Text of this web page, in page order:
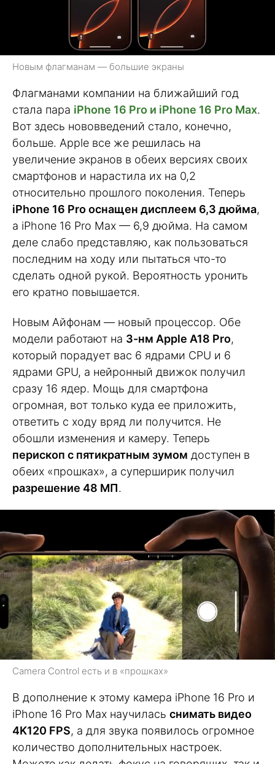
Новым флагманам — большие экраны
Флагманами компании на ближайший год
стала пара iPhone 16 Pro и iPhone 16 Pro Max.
Вот здесь нововведений стало, конечно,
больше. Apple все же решилась на
увеличение экранов в обеих версиях своих
смартфонов и нарастила их на 0,2
относительно прошлого поколения. Теперь
iPhone 16 Pro оснащен дисплеем 6,3 дюйма,
а iPhone 16 Pro Max — 6,9 дюйма. На самом
деле слабо представляю, как пользоваться
последним на ходу или пытаться что-то
сделать одной рукой. Вероятность уронить
его кратно повышается.
Новым Айфонам — новый процессор. Обе
модели работают на 3-нм Apple A18 Pro,
который порадует вас 6 ядрами CPU и 6
ядрами GPU, а нейронный движок получил
сразу 16 ядер. Мощь для смартфона
огромная, вот только куда ее приложить,
ответить с ходу вряд ли получится. Не
обошли изменения и камеру. Теперь
перископ с пятикратным зумом доступен в
обеих «прошках», а суперширик получил
разрешение 48 МП.
Camera Control есть и в «прошках»
В дополнение к этому камера iPhone 16 Pro и
iPhone 16 Pro Max научилась снимать видео
4K120 FPS, а для звука появилось огромное
количество дополнительных настроек.